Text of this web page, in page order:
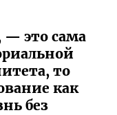
это сама
то
как
без